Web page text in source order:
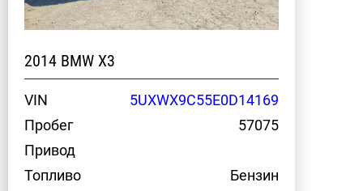
2014 BMW X3
VIN
5UXWX9C55E0D14169
Пробег
57075
Привод
Топливо
Бензин